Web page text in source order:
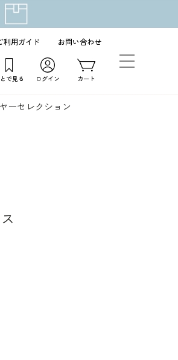
利用ガイド お問い合わせ
で見る ログイン カート
ーセレクション